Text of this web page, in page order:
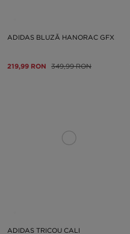
ADIDAS BLUZĂ HANORAC GFX
219,99 RON 349,99 RON
ADIDAS TRICOU CALI